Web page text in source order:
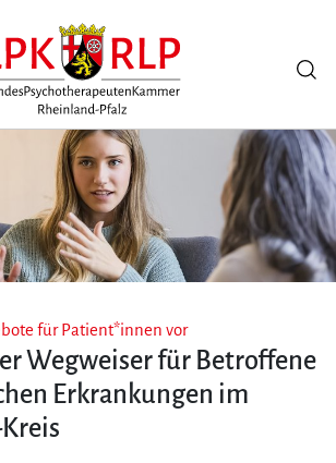
für Patient*innen vor
Wegweiser für Betroffene
Erkrankungen im